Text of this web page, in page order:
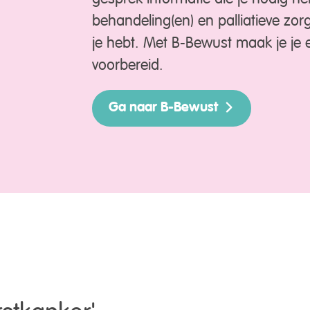
behandeling(en) en palliatieve
je hebt. Met B-Bewust maak je je
voorbereid.
Ga naar B-Bewust